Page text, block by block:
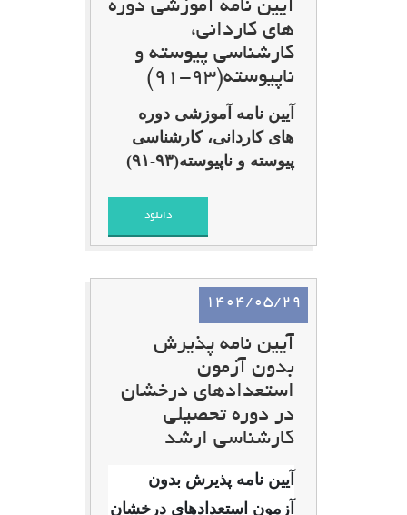
آیین نامه آموزشی دوره
های کاردانی،
کارشناسی پیوسته و
ناپیوسته(۹۳-۹۱)
آیین نامه آموزشی دوره
های کاردانی، کارشناسی
پیوسته و ناپیوسته(۹۳-۹۱)
دانلود
1404/05/29
آیین نامه پذیرش
بدون آزمون
استعدادهای درخشان
در دوره تحصیلی
کارشناسی ارشد
آیین نامه پذیرش بدون
آزمون استعدادهای درخشان